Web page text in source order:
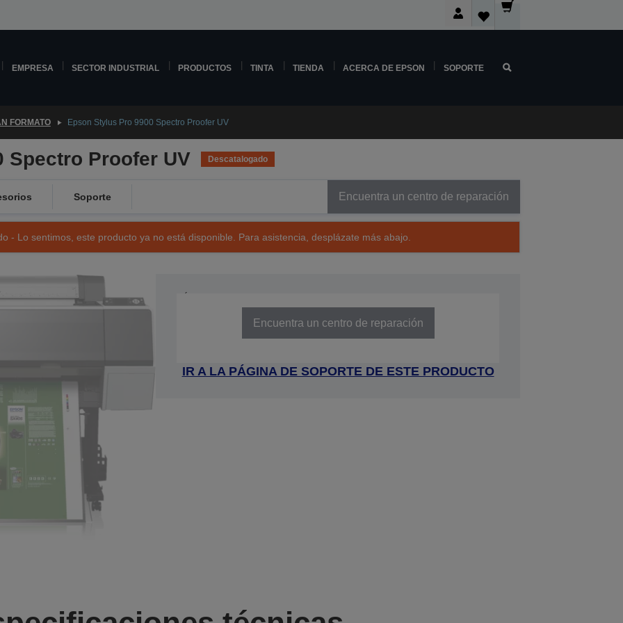
EMPRESA SECTOR INDUSTRIAL PRODUCTOS TINTA TIENDA ACERCA DE EPSON SOPORTE
FORMATO Epson Stylus Pro 9900 Spectro Proofer UV
Spectro Proofer UV Descatalogado
Soporte Encuentra un centro de reparación
- Lo sentimos, este producto ya no está disponible. Para asistencia, desplázate más abajo.
Encuentra un centro de reparación
IR A LA PÁGINA DE SOPORTE DE ESTE PRODUCTO